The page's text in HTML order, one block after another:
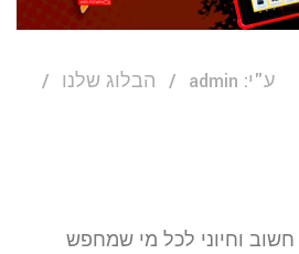
ע"י: admin
הבלוג שלנו
וחיוני לכל מי שמחפש